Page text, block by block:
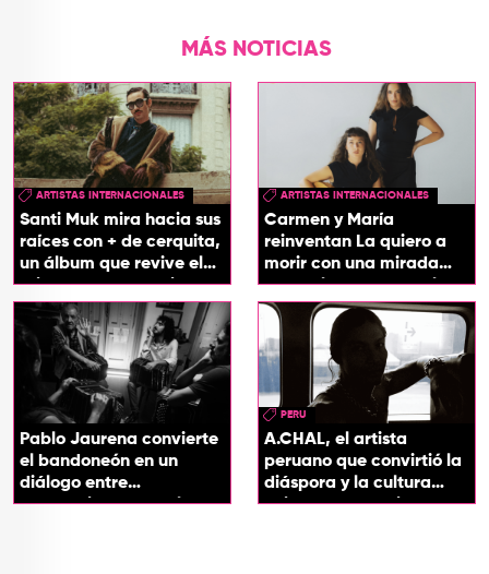
MÁS NOTICIAS
ARTISTAS INTERNACIONALES
Santi Muk mira hacia sus
raíces con + de cerquita,
un álbum que revive el
origen de sus canciones
ARTISTAS INTERNACIONALES
Carmen y María
reinventan La quiero a
morir con una mirada
entre el flamenco y el
soul
Pablo Jaurena convierte
el bandoneón en un
diálogo entre
generaciones con el
PERU
A.CHAL, el artista
peruano que convirtió la
diáspora y la cultura
chicha en su sonido